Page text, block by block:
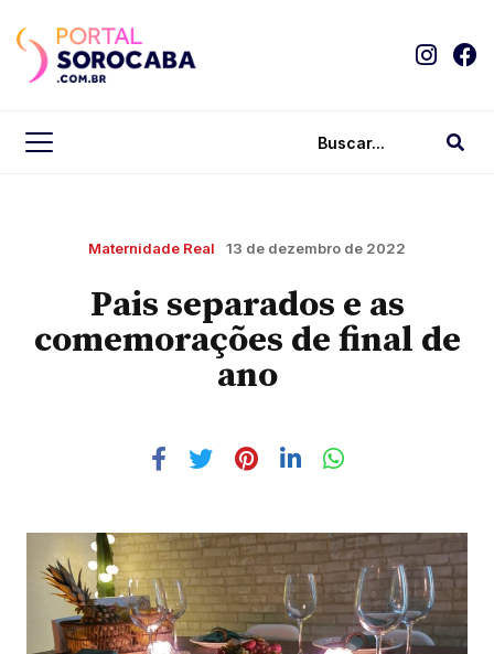
Maternidade Real 13 de dezembro de 2022
Pais separados e as
comemorações de final de
ano